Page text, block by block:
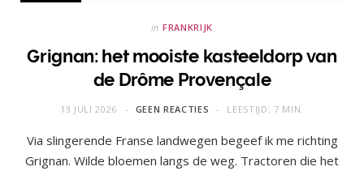
in FRANKRIJK
Grignan: het mooiste kasteeldorp van
de Drôme Provençale
13 JULI 2026 GEEN REACTIES LEESTIJD: 7 MIN.
Via slingerende Franse landwegen begeef ik me richting
Grignan. Wilde bloemen langs de weg. Tractoren die het